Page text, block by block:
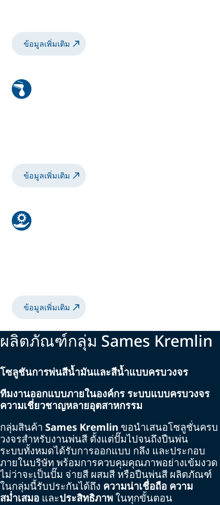
ข้อมูลเพิ่มเติม
ข้อมูลเพิ่มเติม
ข้อมูลเพิ่มเติม
ผลิตภัณฑ์กลุ่ม Sames Kremlin
โซลูชันการพ่นสีน้ำมันและสีน้ำแบบครบวงจร
ทีมงานออกแบบภายในองค์กร ระบบแบบครบวงจร
ความเชี่ยวชาญหลายอุตสาหกรรม
กลุ่มสินค้า Sames Kremlin ขอนำเสนอโซลูชั่นครบ
วงจรสำหรับงานพ่นสี ตั้งแต่ปั๊มไปจนถึงปืนพ่น
ระบบทั้งหมดได้รับการออกแบบ กลึง และประกอบ
ภายในบริษัท พร้อมการควบคุมคุณภาพอย่างเข้มงวด
ไม่ว่าจะเป็นปั๊ม จ่ายสี ผสมสี หรือปืนพ่นสี ผลิตภัณฑ์
ในกลุ่มนี้รับประกันได้ถึง ความน่าเชื่อถือ ความ
สม่ำเสมอ และประสิทธิภาพในทุกขั้นตอน